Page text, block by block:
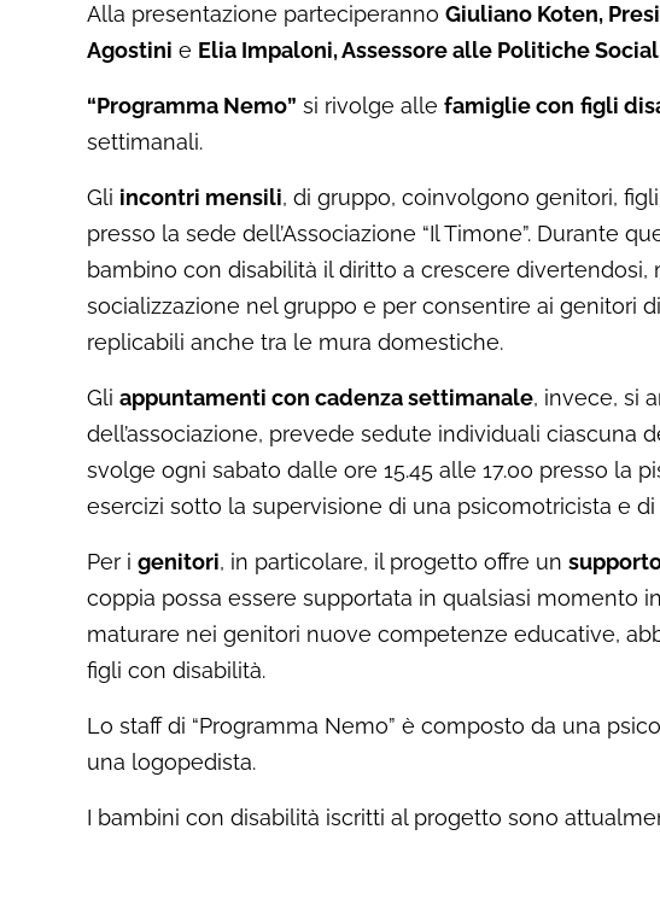
Alla presentazione parteciperanno Giuliano Koten,
Agostini e Elia Impaloni, Assessore alle Politiche
“Programma Nemo” si rivolge alle famiglie con figli
settimanali.
Gli incontri mensili, di gruppo, coinvolgono genitori,
presso la sede dell’Associazione “Il Timone”. Durante
bambino con disabilità il diritto a crescere
socializzazione nel gruppo e per consentire ai genitori
replicabili anche tra le mura domestiche.
Gli appuntamenti con cadenza settimanale, invece, si
dell’associazione, prevede sedute individuali
svolge ogni sabato dalle ore 15.45 alle 17.00 presso la
esercizi sotto la supervisione di una psicomotricista e
Per i genitori, in particolare, il progetto offre un
coppia possa essere supportata in qualsiasi momento
maturare nei genitori nuove competenze educative,
figli con disabilità.
Lo staff di “Programma Nemo” è composto da una
una logopedista.
I bambini con disabilità iscritti al progetto sono